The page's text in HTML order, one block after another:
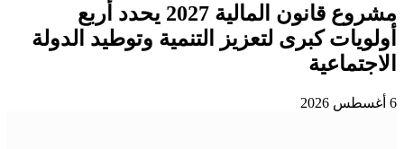
مشروع قانون المالية 2027 يحدد أربع
أولويات كبرى لتعزيز التنمية وتوطيد الدولة
الاجتماعية
6 أغسطس 2026